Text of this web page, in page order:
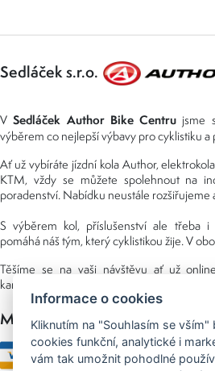
Sedláček s.r.o.
VSedláček Author Bike Centru jsme
výběrem co nejlepší výbavy pro cyklistiku a
Ať už vybíráte jízdní kola Author,
KTM, vždy se můžete spolehnout na
poradenství. Nabídku neustále rozšiřujeme
S výběrem kol, příslušenství ale třeba i
pomáhá náš tým, který cyklistikou žije. V
Těšíme se na vaši návštěvu ať už
kamenné prodejně, kterou najdete v NS
Možnosti platby
Informace o cookies
Kliknutím na "Souhlasím se vším"
cookies funkční, analytické i
vám tak umožnit pohodlné